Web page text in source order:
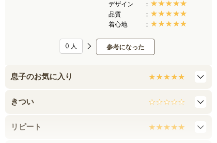
デザイン
品質
着心地
参考になった
0 人
息子のお気に入り
きつい
リピート